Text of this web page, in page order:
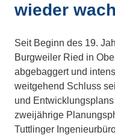
wieder
Seit Beginn des 19.
Burgweiler Ried in
abgebaggert und
weitgehend Schluss
und
zweijährige
Tuttlinger